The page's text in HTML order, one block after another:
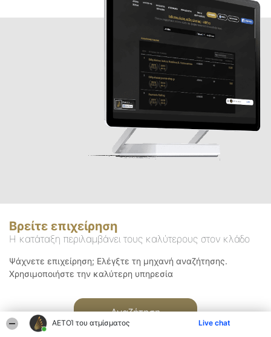
ΑΕΤΟΊ του ατμίσματος Live chat
Βρείτε επιχείρηση
Η κατάταξη περιλαμβάνει τους καλύτερους στον κλάδο
Ψάχνετε επιχείρηση; Ελέγξτε τη μηχανή αναζήτησης.
Χρησιμοποιήστε την καλύτερη υπηρεσία
Αναζήτηση